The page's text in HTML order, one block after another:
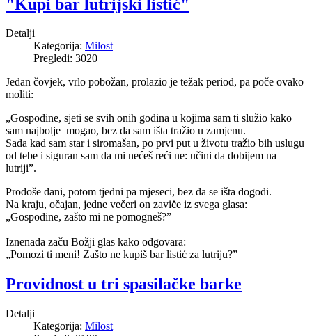
"Kupi bar lutrijski listić"
Detalji
Kategorija: Milost
Pregledi: 3020
Jedan čovjek, vrlo pobožan, prolazio je težak period, pa poče ovako
moliti:
„Gospodine, sjeti se svih onih godina u kojima sam ti služio kako
sam najbolje mogao, bez da sam išta tražio u zamjenu.
Sada kad sam star i siromašan, po prvi put u životu tražio bih uslugu
od tebe i siguran sam da mi nećeš reći ne: učini da dobijem na
lutriji”.
Prođoše dani, potom tjedni pa mjeseci, bez da se išta dogodi.
Na kraju, očajan, jedne večeri on zaviče iz svega glasa:
„Gospodine, zašto mi ne pomogneš?”
Iznenada začu Božji glas kako odgovara:
„Pomozi ti meni! Zašto ne kupiš bar listić za lutriju?”
Providnost u tri spasilačke barke
Detalji
Kategorija: Milost